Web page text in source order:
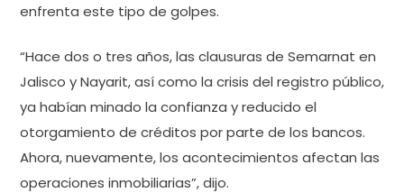
enfrenta este tipo de golpes.
“Hace dos o tres años, las clausuras de Semarnat en
Jalisco y Nayarit, así como la crisis del registro público,
ya habían minado la confianza y reducido el
otorgamiento de créditos por parte de los bancos.
Ahora, nuevamente, los acontecimientos afectan las
operaciones inmobiliarias”, dijo.